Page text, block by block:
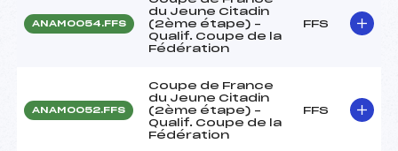
ANAM0054.FFS
du Jeune Citadin
(2ème étape) –
Qualif. Coupe de la
Fédération
FFS
ANAM0052.FFS
Coupe de France
du Jeune Citadin
(2ème étape) –
Qualif. Coupe de la
Fédération
FFS